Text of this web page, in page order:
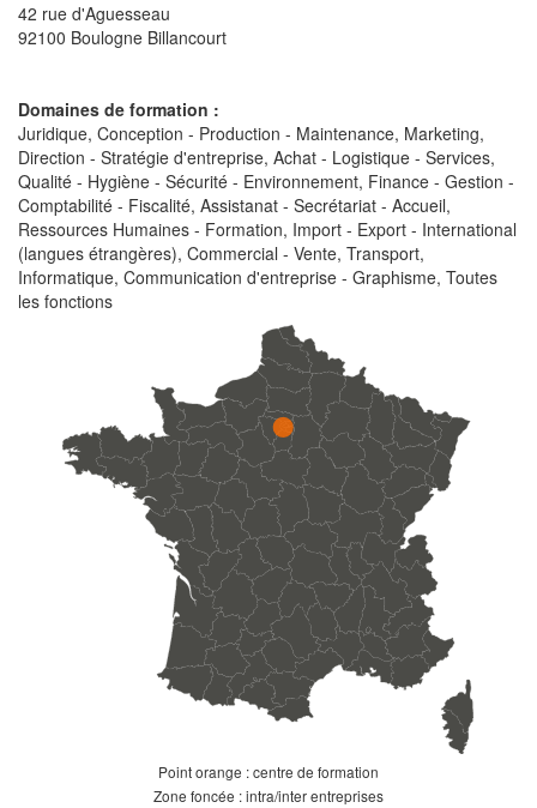
42 rue d'Aguesseau
92100 Boulogne Billancourt
Domaines de formation :
Juridique, Conception - Production - Maintenance, Marketing,
Direction - Stratégie d'entreprise, Achat - Logistique - Services,
Qualité - Hygiène - Sécurité - Environnement, Finance - Gestion -
Comptabilité - Fiscalité, Assistanat - Secrétariat - Accueil,
Ressources Humaines - Formation, Import - Export - International
(langues étrangères), Commercial - Vente, Transport,
Informatique, Communication d'entreprise - Graphisme, Toutes
les fonctions
Point orange : centre de formation
Zone foncée : intra/inter entreprises